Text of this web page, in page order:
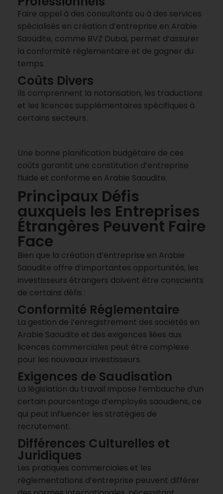
Faire appel à des consultants ou à des services
spécialisés en création d’entreprise en Arabie
Saoudite, comme BVZ Dubai, permet d’assurer
la conformité réglementaire et de gagner du
temps.
Coûts Divers
Ils comprennent la notarisation, les traductions
et les licences supplémentaires spécifiques à
certains secteurs.
Une bonne planification budgétaire de ces
coûts garantit une constitution d’entreprise
fluide et conforme en Arabie Saoudite.
Principaux Défis
auxquels les Entreprises
Étrangères Peuvent Faire
Face
Bien que la création d’entreprise en Arabie
Saoudite offre d’importantes opportunités, les
investisseurs étrangers doivent être conscients
de certains défis :
Conformité Réglementaire
La gestion de l’enregistrement des sociétés en
Arabie Saoudite et des exigences liées aux
licences commerciales peut être complexe
pour les nouveaux investisseurs.
Exigences de Saudisation
La législation du travail impose l’embauche d’un
certain pourcentage d’employés saoudiens, ce
qui peut influencer les stratégies de
recrutement.
Différences Culturelles et
Juridiques
Les pratiques commerciales et les
réglementations d’entreprise peuvent différer